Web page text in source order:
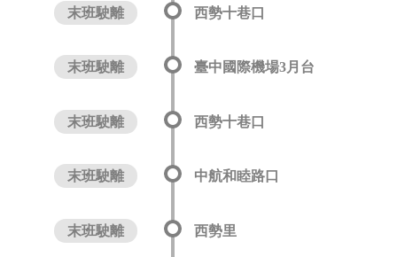
末班駛離 西勢十巷口
末班駛離 臺中國際機場3月台
末班駛離 西勢十巷口
末班駛離 中航和睦路口
末班駛離 西勢里